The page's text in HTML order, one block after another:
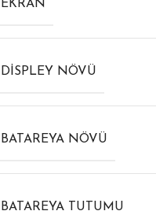
EKRAN
DISPLEY NÖVÜ
BATAREYA NÖVÜ
BATAREYA TUTUMU